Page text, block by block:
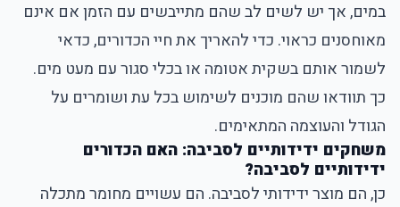
במים, אך יש לשים לב שהם מתייבשים עם הזמן אם אינם
מאוחסנים כראוי. כדי להאריך את חיי הכדורים, כדאי
לשמור אותם בשקית אטומה או בכלי סגור עם מעט מים.
כך תוודאו שהם מוכנים לשימוש בכל עת ושומרים על
הגודל והעוצמה המתאימים.
משחקים ידידותיים לסביבה: האם הכדורים
ידידותיים לסביבה?
כן, הם מוצר ידידותי לסביבה. הם עשויים מחומר מתכלה